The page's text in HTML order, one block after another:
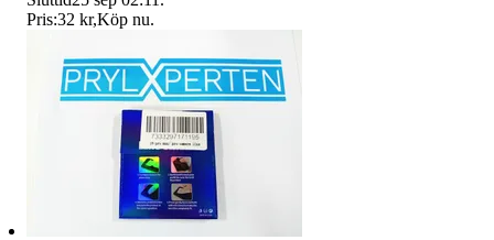
Pris:32 kr,Köp nu.